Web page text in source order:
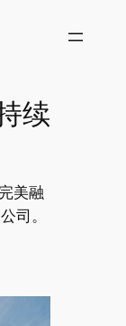
续
美融
司。